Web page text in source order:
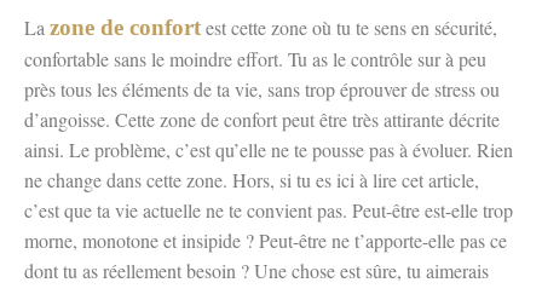
La zone de confortest cette zone où tu te sens en sécurité,
confortable sans le moindre effort. Tu as le contrôle sur à peu
près tous les éléments de ta vie, sans trop éprouver de stress ou
d’angoisse. Cette zone de confort peut être très attirante décrite
ainsi. Le problème, c’est qu’elle ne te pousse pas à évoluer. Rien
ne change dans cette zone. Hors, si tu es ici à lire cet article,
c’est que ta vie actuelle ne te convient pas. Peut-être est-elle trop
morne, monotone et insipide ? Peut-être ne t’apporte-elle pas ce
dont tu as réellement besoin ? Une chose est sûre, tu aimerais